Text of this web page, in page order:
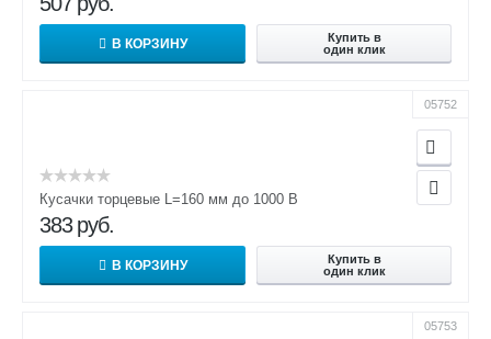
В КОРЗИНУ
Купить в
один клик
05752
Кусачки торцевые L=160 мм до 1000 В
383 руб.
В КОРЗИНУ
Купить в
один клик
05753